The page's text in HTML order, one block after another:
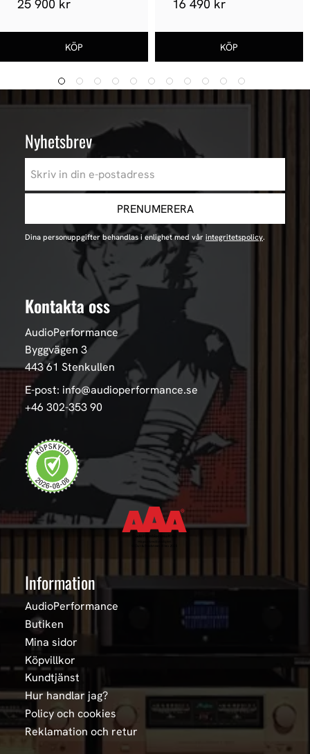
25 900 kr 16 490 kr
Nyhetsbrev
PRENUMERERA
Dina personuppgifter behandlas i enlighet med vår integritetspolicy.
Kontakta oss
AudioPerformance
Byggvägen 3
443 61 Stenkullen
E-post: info@audioperformance.se
+46 302-353 90
Information
AudioPerformance
Butiken
Mina sidor
Köpvillkor
Kundtjänst
Hur handlar jag?
Policy och cookies
Reklamation och retur